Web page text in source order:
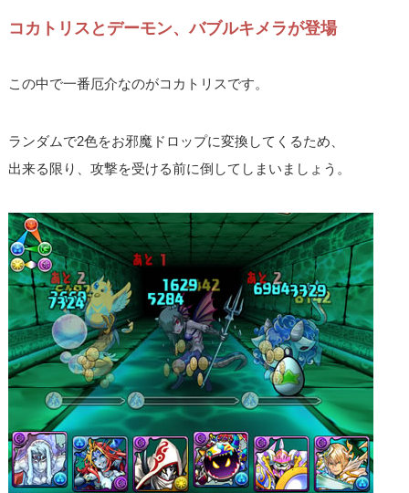
コカトリスとデーモン、バブルキメラが登場
この中で一番厄介なのがコカトリスです。
ランダムで2色をお邪魔ドロップに変換してくるため、
出来る限り、攻撃を受ける前に倒してしまいましょう。